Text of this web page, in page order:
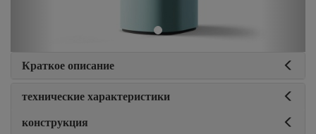
Краткое описание
технические характеристики
конструкция